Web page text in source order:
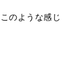
のような感じ